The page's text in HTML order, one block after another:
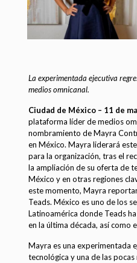
La experimentada ejecutiva
medios omnicanal.
Ciudad de México – 11 de
plataforma líder de medios
nombramiento de Mayra
en México. Mayra liderará
para la organización, tras el
la ampliación de su oferta de
México y en otras regiones
este momento, Mayra
Teads. México es uno de los
Latinoamérica donde Teads
en la última década, así como
Mayra es una experimentada
tecnológica y una de las